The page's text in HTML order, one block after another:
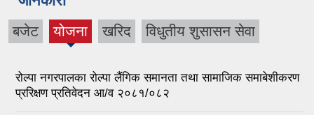
बजेट योजना
(active
खरिद विधुतीय शुसासन सेवा
रोल्पा नगरपालका रोल्पा लैंगिक समानता तथा सामाजिक समाबेशीकरण
प्ररिक्षण प्रतिवेदन आ/व २०८१/०८२